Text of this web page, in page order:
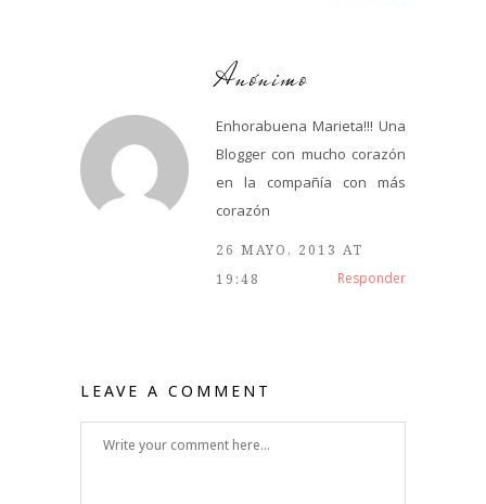
Anónimo
Enhorabuena Marieta!!! Una
Blogger con mucho corazón
en la compañía con más
corazón
26 MAYO, 2013 AT
19:48
Responder
LEAVE A COMMENT